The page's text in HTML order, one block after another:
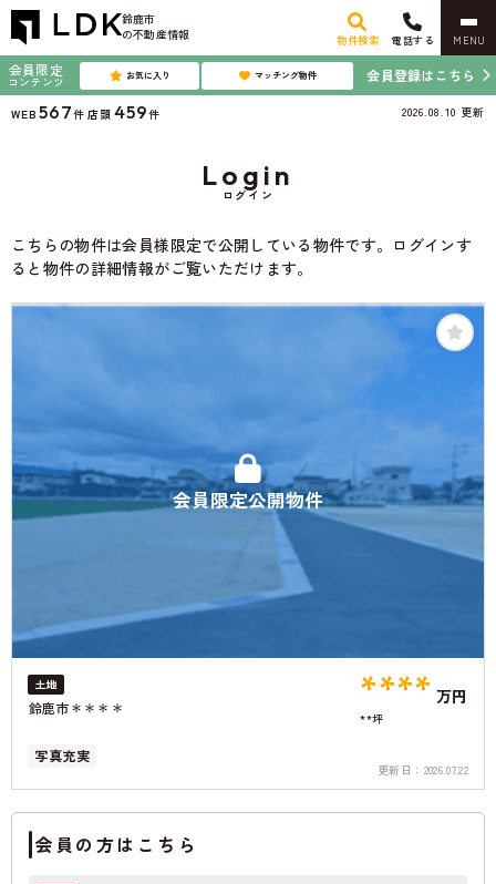
鈴鹿市
の不動産情報
物件検索 電話する MENU
会員限定
コンテンツ お気に入り マッチング物件 会員登録はこちら
WEB 567件 店頭 459件 2026.08.10 更新
ログイン
Login
こちらの物件は会員様限定で公開している物件です。ログインす
ると物件の詳細情報がご覧いただけます。
会員限定公開物件
土地
鈴鹿市＊＊＊＊ **** 万円
**坪
写真充実
更新日： 2026.07.22
会員の方はこちら